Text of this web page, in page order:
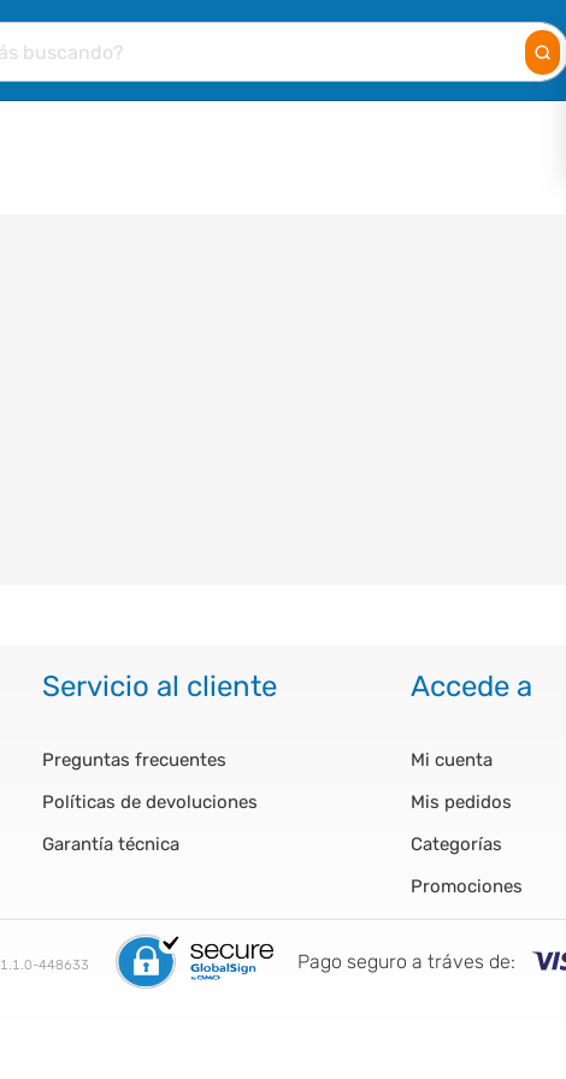
Servicio al cliente
Preguntas frecuentes
Políticas de devoluciones
Garantía técnica
Accede a
Mi cuenta
Mis pedidos
Categorías
Promociones
1.1.0-448633 Pago seguro a tráves de: